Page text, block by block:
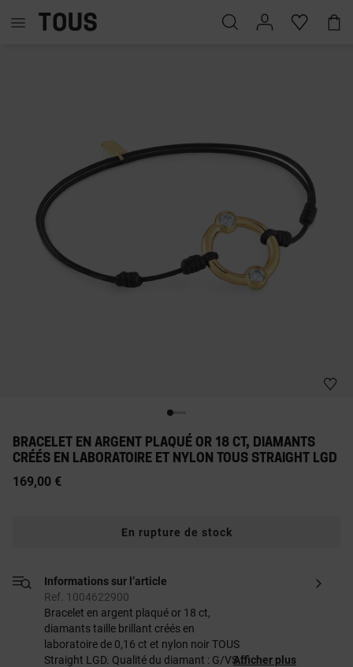
BRACELET EN ARGENT PLAQUÉ OR 18 CT, DIAMANTS
CRÉÉS EN LABORATOIRE ET NYLON TOUS STRAIGHT LGD
169,00 €
En rupture de stock
Informations sur l’article
Ref. 1004622900
Bracelet en argent plaqué or 18 ct,
diamants taille brillant créés en
laboratoire de 0,16 ct et nylon noir TOUS
Straight LGD. Qualité du diamant : G/VS.Afficher plus